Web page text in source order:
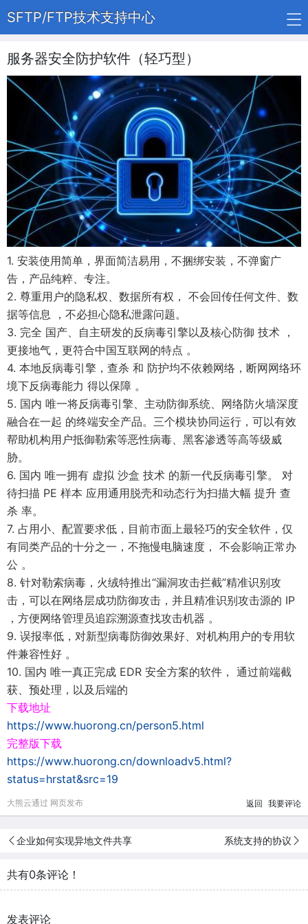
SFTP/FTP技术支持中心
服务器安全防护软件（轻巧型）
1. 安装使用简单，界面简洁易用，不捆绑安装，不弹窗广
告，产品纯粹、专注。
2. 尊重用户的隐私权、数据所有权， 不会回传任何文件、数
据等信息 ，不必担心隐私泄露问题。
3. 完全 国产、自主研发的反病毒引擎以及核心防御 技术 ，
更接地气，更符合中国互联网的特点 。
4. 本地反病毒引擎，查杀 和 防护均不依赖网络，断网网络环
境下反病毒能力 得以保障 。
5. 国内 唯一将反病毒引擎、主动防御系统、网络防火墙深度
融合在一起 的终端安全产品。三个模块协同运行，可以有效
帮助机构用户抵御勒索等恶性病毒、黑客渗透等高等级威
胁。
6. 国内 唯一拥有 虚拟 沙盒 技术 的新一代反病毒引擎。 对
待扫描 PE 样本 应用通用脱壳和动态行为扫描大幅 提升 查
杀 率。
7. 占用小、配置要求低，目前市面上最轻巧的安全软件，仅
有同类产品的十分之一，不拖慢电脑速度， 不会影响正常办
公 。
8. 针对勒索病毒，火绒特推出“漏洞攻击拦截”精准识别攻
击，可以在网络层成功防御攻击，并且精准识别攻击源的 IP
，方便网络管理员追踪溯源查找攻击机器 。
9. 误报率低，对新型病毒防御效果好、对机构用户的专用软
件兼容性好 。
10. 国内 唯一真正完成 EDR 安全方案的软件， 通过前端截
获、预处理，以及后端的
下载地址
https://www.huorong.cn/person5.html
完整版下载
https://www.huorong.cn/downloadv5.html?
status=hrstat&src=19
大熊云通过 网页发布 返回 我要评论
企业如何实现异地文件共享 系统支持的协议
共有0条评论！
发表评论